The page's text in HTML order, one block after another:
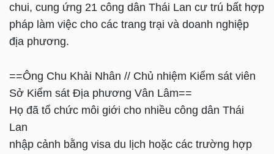
chui, cung ứng 21 công dân Thái Lan cư trú bất hợp
pháp làm việc cho các trang trại và doanh nghiệp
địa phương.
==Ông Chu Khải Nhân // Chủ nhiệm Kiểm sát viên
Sở Kiểm sát Địa phương Vân Lâm==
Họ đã tổ chức môi giới cho nhiều công dân Thái
Lan
nhập cảnh bằng visa du lịch hoặc các trường hợp